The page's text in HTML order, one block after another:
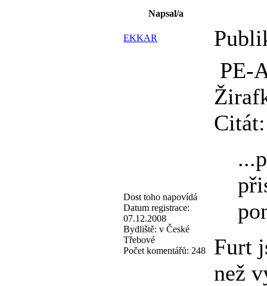
Napsal/a
EKKAR
Dost toho napovídá
Datum registrace:
07.12.2008
Bydliště: v České
Třebové
Počet komentářů: 248
PE-
Citát:
Furt
než